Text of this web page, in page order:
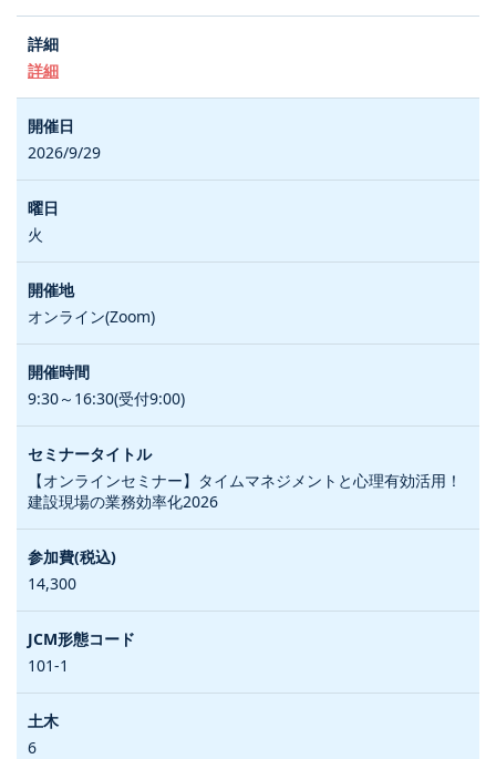
詳細
2026/9/29
火
オンライン(Zoom)
9:30～16:30(受付9:00)
【オンラインセミナー】タイムマネジメントと心理有効活用！
建設現場の業務効率化2026
14,300
101-1
6